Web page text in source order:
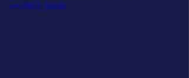
v=v18Cf_TebXk